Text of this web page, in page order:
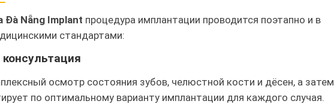
Đà Nẵng Implant процедура имплантации проводится поэтапно и в
стандартами:
осмотр состояния зубов, челюстной кости и дёсен, а затем
по оптимальному варианту имплантации для каждого случая.